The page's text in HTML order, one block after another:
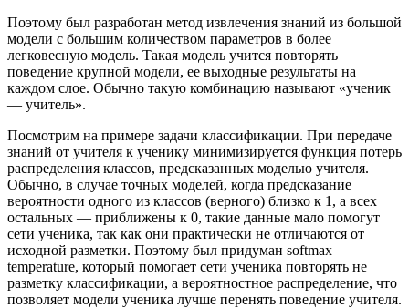
Поэтому был разработан метод извлечения знаний из большой
модели с большим количеством параметров в более
легковесную модель. Такая модель учится повторять
поведение крупной модели, ее выходные результаты на
каждом слое. Обычно такую комбинацию называют «ученик
— учитель».
Посмотрим на примере задачи классификации. При передаче
знаний от учителя к ученику минимизируется функция потерь
распределения классов, предсказанных моделью учителя.
Обычно, в случае точных моделей, когда предсказание
вероятности одного из классов (верного) близко к 1, а всех
остальных — приближены к 0, такие данные мало помогут
сети ученика, так как они практически не отличаются от
исходной разметки. Поэтому был придуман softmax
temperature, который помогает сети ученика повторять не
разметку классификации, а вероятностное распределение, что
позволяет модели ученика лучше перенять поведение учителя.